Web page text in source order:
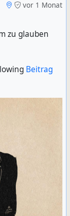
vor 1 Monat
zu glauben
Beitrag